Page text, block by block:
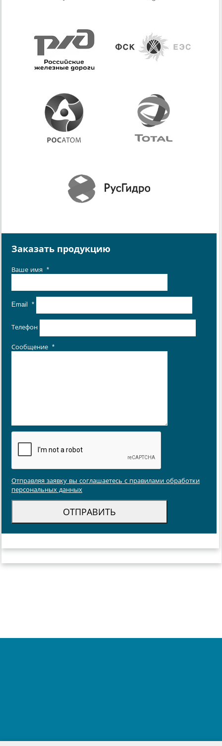
Заказать продукцию
Ваше имя *
Email *
Телефон
Сообщение *
Отправляя заявку вы соглашаетесь с правилами обработки
персональных данных